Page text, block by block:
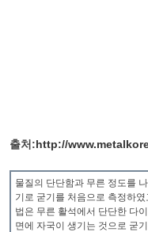
출처:http://
물질의 단단함과 무른 정도를
기로 굳기를 처음으로 측정하
법은 무른 활석에서 단단한 다
면에 자국이 생기는 것으로 굳